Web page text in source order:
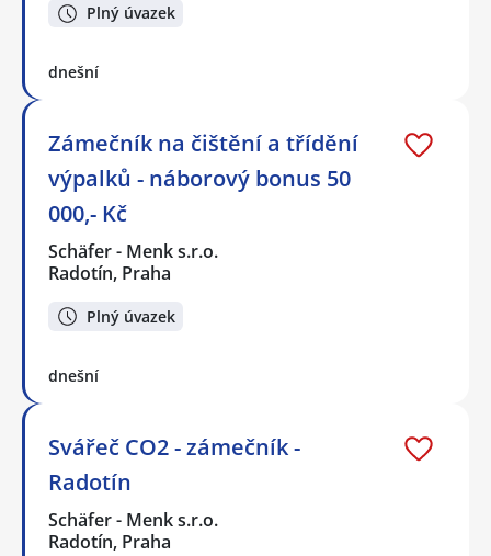
Plný úvazek
dnešní
Zámečník na čištění a třídění
výpalků - náborový bonus 50
000,- Kč
Schäfer - Menk s.r.o.
Radotín, Praha
Plný úvazek
dnešní
Svářeč CO2 - zámečník -
Radotín
Schäfer - Menk s.r.o.
Radotín, Praha